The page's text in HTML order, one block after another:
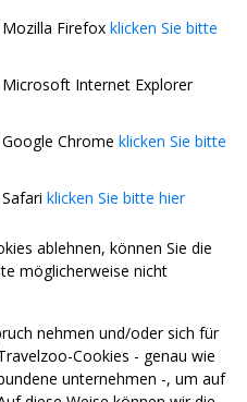
Firefox klicken Sie bitte
Internet Explorer
Chrome klicken Sie bitte
klicken Sie bitte hier
ablehnen, können Sie die
möglicherweise nicht
nehmen und/oder sich für
Cookies - genau wie
unternehmen -, um auf